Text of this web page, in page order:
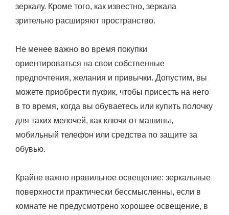
зеркалу. Кроме того, как известно, зеркала
зрительно расширяют пространство.
Не менее важно во время покупки
ориентироваться на свои собственные
предпочтения, желания и привычки. Допустим, вы
можете приобрести пуфик, чтобы присесть на него
в то время, когда вы обуваетесь или купить полочку
для таких мелочей, как ключи от машины,
мобильный телефон или средства по защите за
обувью.
Крайне важно правильное освещение: зеркальные
поверхности практически бессмысленны, если в
комнате не предусмотрено хорошее освещение, в